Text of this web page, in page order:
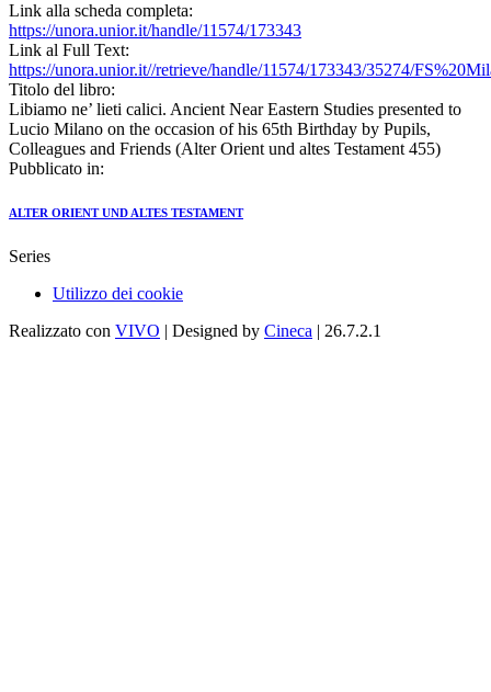
Link alla scheda completa:
https://unora.unior.it/handle/11574/173343
Link al Full Text:
https://unora.unior.it//retrieve/handle/11574/173343/35274/
Titolo del libro:
Libiamo ne’ lieti calici. Ancient Near Eastern Studies presented to
Lucio Milano on the occasion of his 65th Birthday by Pupils,
Colleagues and Friends (Alter Orient und altes Testament 455)
Pubblicato in:
ALTER ORIENT UND ALTES TESTAMENT
Series
Utilizzo dei cookie
Realizzato con VIVO | Designed by Cineca | 26.7.2.1